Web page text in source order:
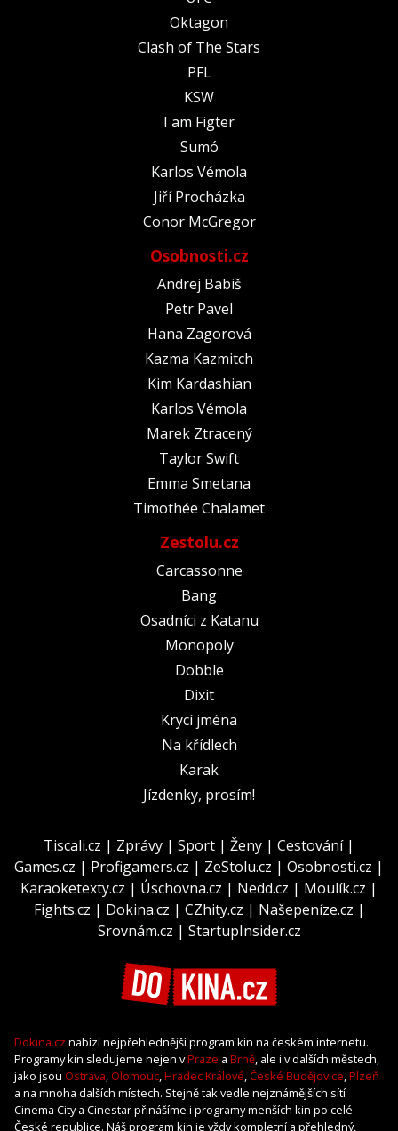
Oktagon
Clash of The Stars
PFL
KSW
I am Figter
Sumó
Karlos Vémola
Jiří Procházka
Conor McGregor
Osobnosti.cz
Andrej Babiš
Petr Pavel
Hana Zagorová
Kazma Kazmitch
Kim Kardashian
Karlos Vémola
Marek Ztracený
Taylor Swift
Emma Smetana
Timothée Chalamet
Zestolu.cz
Carcassonne
Bang
Osadníci z Katanu
Monopoly
Dobble
Dixit
Krycí jména
Na křídlech
Karak
Jízdenky, prosím!
Tiscali.cz | Zprávy | Sport | Ženy | Cestování|
Games.cz | Profigamers.cz | ZeStolu.cz | Osobnosti.cz |
Karaoketexty.cz | Úschovna.cz | Nedd.cz | Moulík.cz |
Fights.cz | Dokina.cz | CZhity.cz | Našepeníze.cz |
Srovnám.cz | StartupInsider.cz
Dokina.cz nabízí nejpřehlednější program kin na českém internetu.
Programy kin sledujeme nejen vPraze a Brně, ale i v dalších městech,
jako jsou Ostrava, Olomouc,Hradec Králové,České Budějovice,Plzeň
a na mnoha dalších místech. Stejně tak vedle nejznámějších sítí
Cinema City a Cinestar přinášíme i programy menších kin po celé
České republice. Náš program kin je vždy kompletní a přehledný,